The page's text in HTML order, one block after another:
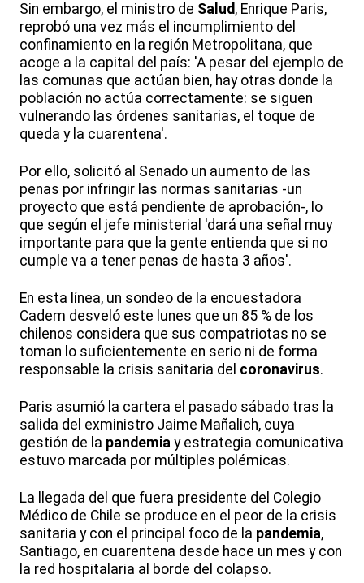
Sin embargo, el ministro de Salud, Enrique Paris,
reprobó una vez más el incumplimiento del
confinamiento en la región Metropolitana, que
acoge a la capital del país: 'A pesar del ejemplo de
las comunas que actúan bien, hay otras donde la
población no actúa correctamente: se siguen
vulnerando las órdenes sanitarias, el toque de
queda y la cuarentena'.
Por ello, solicitó al Senado un aumento de las
penas por infringir las normas sanitarias -un
proyecto que está pendiente de aprobación-, lo
que según el jefe ministerial 'dará una señal muy
importante para que la gente entienda que si no
cumple va a tener penas de hasta 3 años'.
En esta línea, un sondeo de la encuestadora
Cadem desveló este lunes que un 85 % de los
chilenos considera que sus compatriotas no se
toman lo suficientemente en serio ni de forma
responsable la crisis sanitaria del coronavirus.
Paris asumió la cartera el pasado sábado tras la
salida del exministro Jaime Mañalich, cuya
gestión de la pandemia y estrategia comunicativa
estuvo marcada por múltiples polémicas.
La llegada del que fuera presidente del Colegio
Médico de Chile se produce en el peor de la crisis
sanitaria y con el principal foco de la pandemia,
Santiago, en cuarentena desde hace un mes y con
la red hospitalaria al borde del colapso.